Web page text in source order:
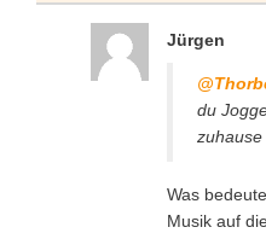
Jürgen
du
zuhause
Was
Musik auf